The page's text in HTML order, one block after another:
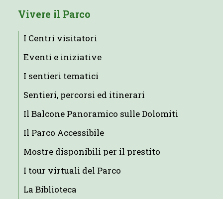
Vivere il Parco
I Centri visitatori
Eventi e iniziative
I sentieri tematici
Sentieri, percorsi ed itinerari
Il Balcone Panoramico sulle Dolomiti
Il Parco Accessibile
Mostre disponibili per il prestito
I tour virtuali del Parco
La Biblioteca